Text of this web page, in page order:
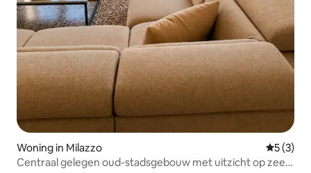
Woning in Milazzo
5 (3)
Centraal gelegen oud-stadsgebouw met uitzicht op zee